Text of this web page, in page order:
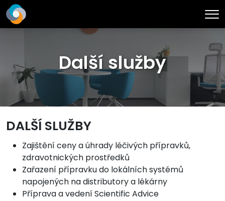
Další služby
DALŠÍ SLUŽBY
Zajištění ceny a úhrady léčivých přípravků,
zdravotnických prostředků
Zařazení přípravku do lokálních systémů
napojených na distributory a lékárny
Příprava a vedení Scientific Advice